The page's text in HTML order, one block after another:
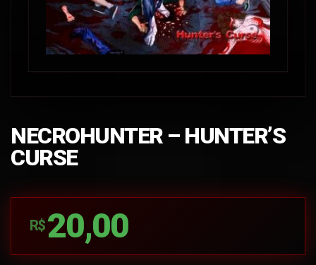
NECROHUNTER – HUNTER’S
CURSE
R$ 20,00